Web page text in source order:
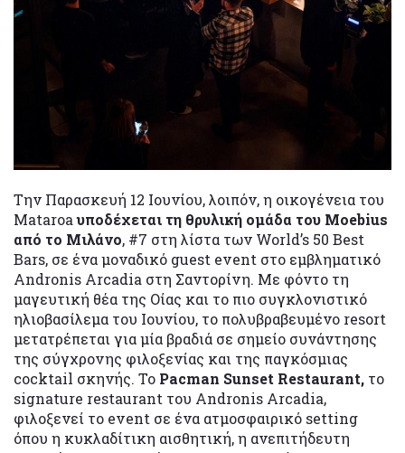
Την Παρασκευή 12 Ιουνίου, λοιπόν, η οικογένεια του
Mataroaυποδέχεται τη θρυλική ομάδα του Moebius
από το Μιλάνο, #7 στη λίστα των World’s 50 Best
Bars, σε ένα μοναδικό guest event στο εμβληματικό
Andronis Arcadia στη Σαντορίνη. Με φόντο τη
μαγευτική θέα της Οίας και το πιο συγκλονιστικό
ηλιοβασίλεμα του Ιουνίου, το πολυβραβευμένο resort
μετατρέπεται για μία βραδιά σε σημείο συνάντησης
της σύγχρονης φιλοξενίας και της παγκόσμιας
cocktail σκηνής. Το Pacman Sunset Restaurant, το
signature restaurant του Andronis Arcadia,
φιλοξενεί το event σε ένα ατμοσφαιρικό setting
όπου η κυκλαδίτικη αισθητική, η ανεπιτήδευτη